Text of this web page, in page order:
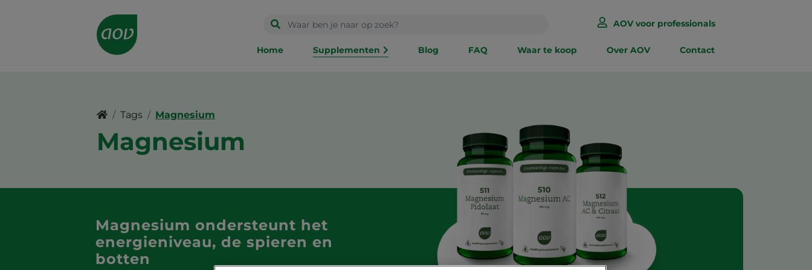
navigation
AOV voor professionals
Home Supplementen Blog FAQ Waar te koop Over AOV Contact
Tags Magnesium
Magnesium
Magnesium ondersteunt het
energieniveau, de spieren en
botten